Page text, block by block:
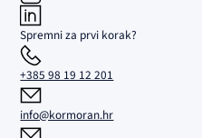
Spremni za prvi korak?
+385 98 19 12 201
info@kormoran.hr